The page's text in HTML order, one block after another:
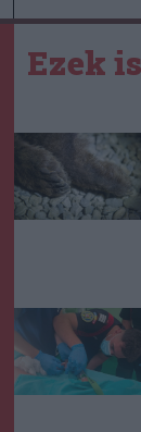
Ezek